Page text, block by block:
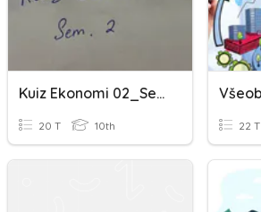
Kuiz Ekonomi 02_Sem 2
20 T 10th 22 T